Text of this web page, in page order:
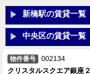
新橋駅の賃貸一覧
中央区の賃貸一覧
物件番号
002134
クリスタルスクエア銀座２